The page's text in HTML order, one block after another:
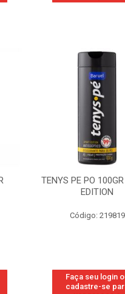
TENYS PE PO
EDITION
Código: 219819
Faça seu login
cadastre-se